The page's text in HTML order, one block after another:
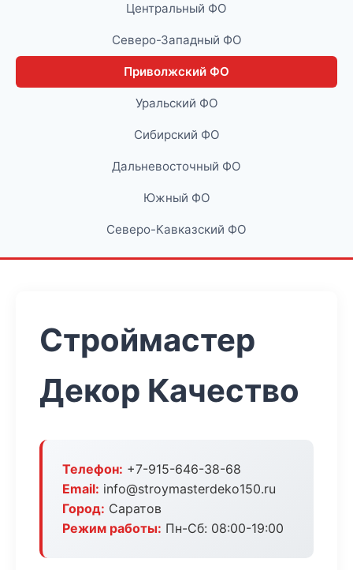
Центральный ФО
Северо-Западный ФО
Приволжский ФО
Уральский ФО
Сибирский ФО
Дальневосточный ФО
Южный ФО
Северо-Кавказский ФО
Строймастер
Декор Качество
Телефон: +7-915-646-38-68
Email: info@stroymasterdeko150.ru
Город: Саратов
Режим работы: Пн-Сб: 08:00-19:00